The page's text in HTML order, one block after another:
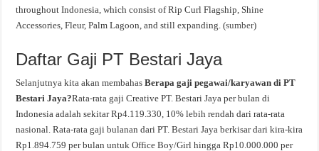
throughout Indonesia, which consist of Rip Curl Flagship, Shine
Accessories, Fleur, Palm Lagoon, and still expanding. (sumber)
Daftar Gaji PT Bestari Jaya
Selanjutnya kita akan membahasBerapa gaji pegawai/karyawan di PT
Bestari Jaya?Rata-rata gaji Creative PT. Bestari Jaya per bulan di
Indonesia adalah sekitar Rp4.119.330, 10% lebih rendah dari rata-rata
nasional. Rata-rata gaji bulanan dari PT. Bestari Jaya berkisar dari kira-kira
Rp1.894.759 per bulan untuk Office Boy/Girl hingga Rp10.000.000 per